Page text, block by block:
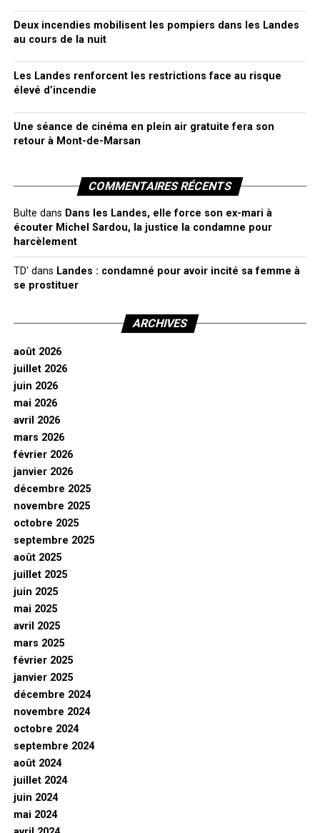
Deux incendies mobilisent les pompiers dans les Landes
au cours de la nuit
Les Landes renforcent les restrictions face au risque
élevé d’incendie
Une séance de cinéma en plein air gratuite fera son
retour à Mont-de-Marsan
COMMENTAIRES RÉCENTS
Bulte dans Dans les Landes, elle force son ex-mari à
écouter Michel Sardou, la justice la condamne pour
harcèlement
TD' dans Landes : condamné pour avoir incité sa femme à
se prostituer
ARCHIVES
août 2026
juillet 2026
juin 2026
mai 2026
avril 2026
mars 2026
février 2026
janvier 2026
décembre 2025
novembre 2025
octobre 2025
septembre 2025
août 2025
juillet 2025
juin 2025
mai 2025
avril 2025
mars 2025
février 2025
janvier 2025
décembre 2024
novembre 2024
octobre 2024
septembre 2024
août 2024
juillet 2024
juin 2024
mai 2024